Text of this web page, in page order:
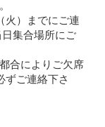
火）までにご連
集合場所にご
合によりご欠席
ずご連絡下さ